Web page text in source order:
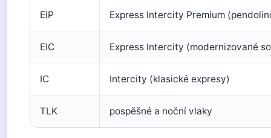
EIP Express Intercity Premium
EIC Express Intercity (modernizované
IC Intercity (klasické expresy)
TLK pospěšné a noční vlaky